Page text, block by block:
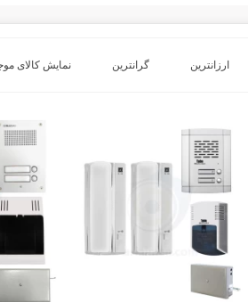
ارزانترین گرانترین نمایش کالای